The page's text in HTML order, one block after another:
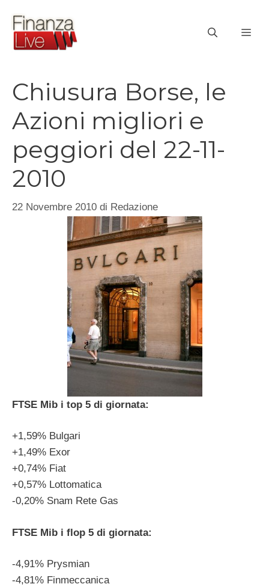
contenuto
Chiusura Borse, le
Azioni migliori e
peggiori del 22-11-
2010
22 Novembre 2010 di Redazione
FTSE Mib i top 5 di giornata:
+1,59% Bulgari
+1,49% Exor
+0,74% Fiat
+0,57% Lottomatica
-0,20% Snam Rete Gas
FTSE Mib i flop 5 di giornata:
-4,91% Prysmian
-4,81% Finmeccanica